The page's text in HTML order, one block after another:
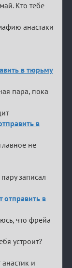
Кто тебе
анастаки
в тюрьму
пара, пока
в
не
записал
отправить в
что фрейа
устроит?
и